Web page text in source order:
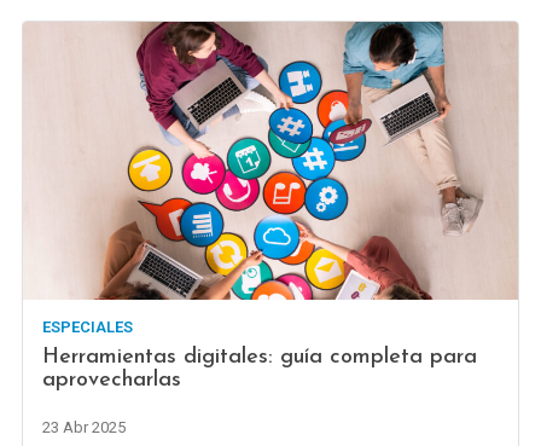
ESPECIALES
Herramientas digitales: guía completa para
aprovecharlas
23 Abr 2025